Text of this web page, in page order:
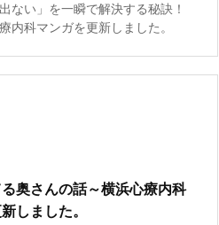
出ない」を一瞬で解決する秘訣！
内科マンガを更新しました。
奥さんの話～横浜心療内科
しました。